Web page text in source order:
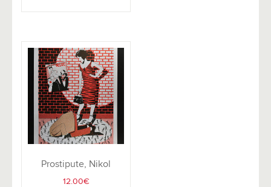
Prostipute, Nikol
12.00€